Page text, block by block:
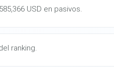
USD en pasivos.
ranking.